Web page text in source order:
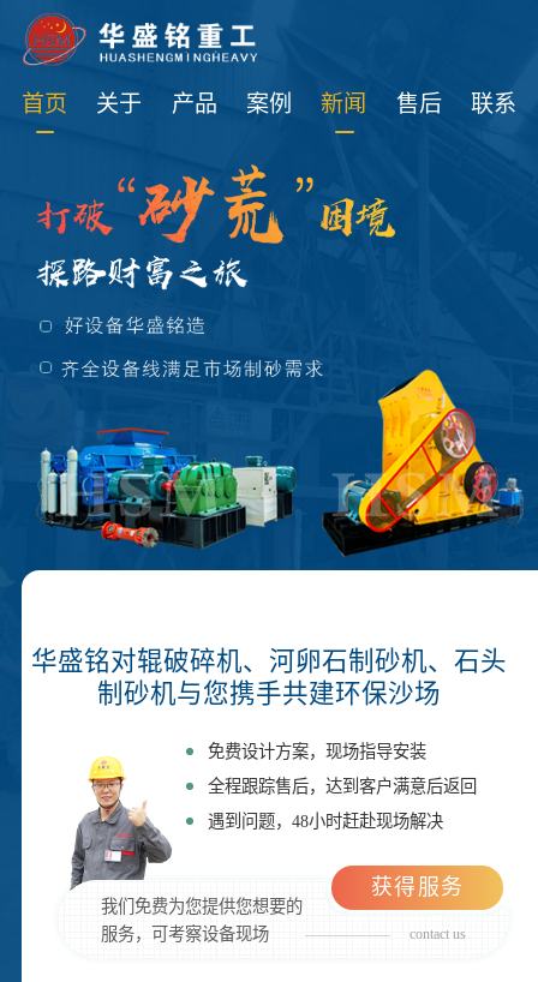
首页 关于 产品 案例 新闻 售后 联系
华盛铭对辊破碎机、河卵石制砂机、石头
制砂机与您携手共建环保沙场
免费设计方案，现场指导安装
全程跟踪售后，达到客户满意后返回
遇到问题，48小时赶赴现场解决
我们免费为您提供您想要的
服务，可考察设备现场
contact us
获得服务